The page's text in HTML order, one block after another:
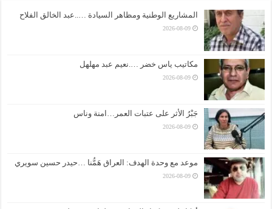
المشاريع الوطنية ومظاهر السيادة …..عبد الخالق الفلاح
2026-08-09
مكاتيب ياس خضر ….نعيم عبد مهلهل
2026-08-09
جَبْرُ الأثر على عتبات العمر…امنة وناس
2026-08-09
موعد مع وحدة الهدف: العراق هَمُّنا …حيدر حسين سويري
2026-08-09